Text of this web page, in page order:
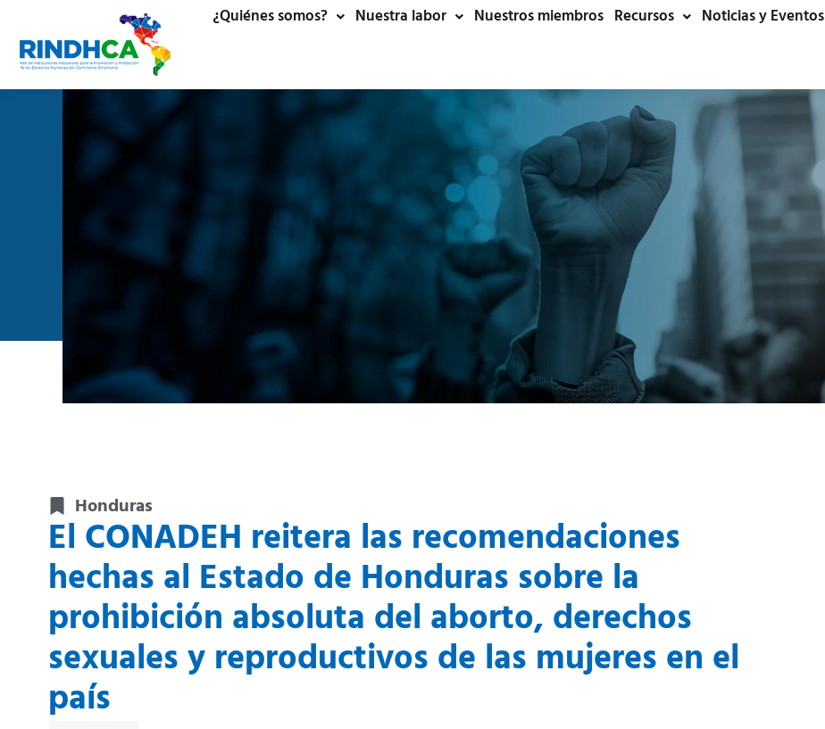
¿Quiénes somos? Nuestra labor Nuestros miembros Recursos Noticias y Eventos
Honduras
El CONADEH reitera las recomendaciones
hechas al Estado de Honduras sobre la
prohibición absoluta del aborto, derechos
sexuales y reproductivos de las mujeres en el
país